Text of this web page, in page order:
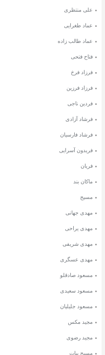
علی منتظری
عماد طغرایی
عماد طالب زاده
فتاح فتحی
فرزاد فرخ
فرزاد فرزین
فردین ناجی
فرشاد آزادی
فرشاد فارسیان
فریدون آسرایی
فریان
ماکان بند
مسیح
مهدی جهانی
مهدی یراحی
مهدی شریفی
مهدی عسگری
مسعود صادقلو
مسعود سعیدی
مسعود جلیلیان
مجید مکس
مجید رضوی
مسیح بیات